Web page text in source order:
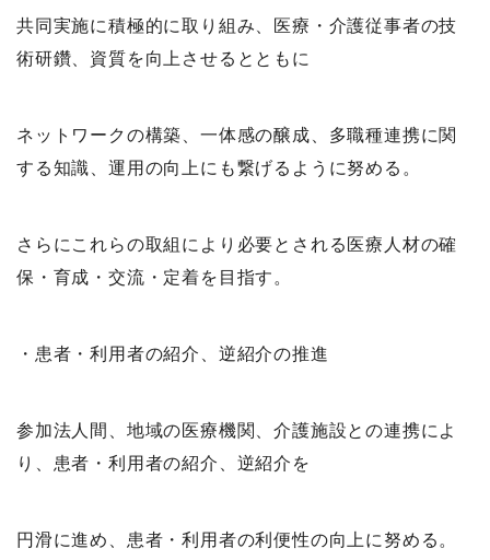
共同実施に積極的に取り組み、医療・介護従事者の技
術研鑽、資質を向上させるとともに
ネットワークの構築、一体感の醸成、多職種連携に関
する知識、運用の向上にも繋げるように努める。
さらにこれらの取組により必要とされる医療人材の確
保・育成・交流・定着を目指す。
・患者・利用者の紹介、逆紹介の推進
参加法人間、地域の医療機関、介護施設との連携によ
り、患者・利用者の紹介、逆紹介を
円滑に進め、患者・利用者の利便性の向上に努める。